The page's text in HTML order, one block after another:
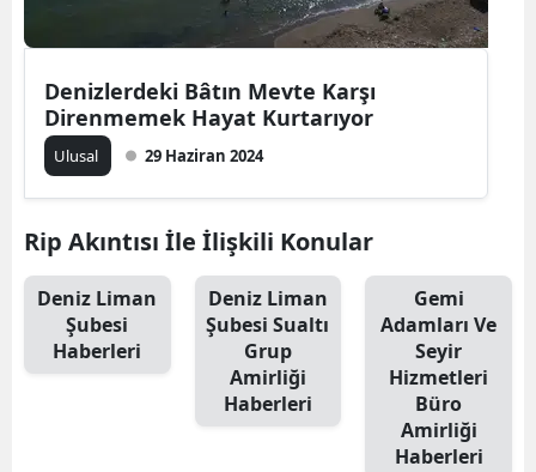
Mersin
İzmir
Kırklareli
Kırşehir
Konya
Denizlerdeki Bâtın Mevte Karşı
Direnmemek Hayat Kurtarıyor
Ulusal 29 Haziran 2024
Rip Akıntısı İle İlişkili Konular
Deniz Liman
Şubesi
Haberleri
Deniz Liman
Şubesi Sualtı
Grup
Amirliği
Haberleri
Gemi
Adamları Ve
Seyir
Hizmetleri
Büro
Amirliği
Haberleri